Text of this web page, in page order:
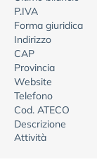
P.IVA
Forma giuridica
Indirizzo
CAP
Provincia
Website
Telefono
Cod. ATECO
Descrizione
Attività